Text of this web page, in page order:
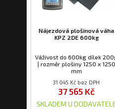
Nájezdová plošinová váha
KPZ 2DE 600kg
Váživost do 600kg dílek
| rozměr plošiny 1250 x 1250
mm
31 045 Kč bez DPH
37 565 Kč
SKLADEM U